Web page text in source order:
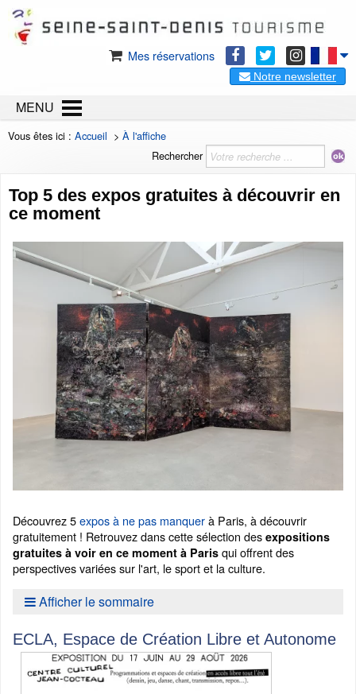
Mes réservations
Notre newsletter
MENU
Vous êtes ici : Accueil > À l'affiche
Rechercher
Top 5 des expos gratuites à découvrir en
ce moment
Découvrez 5expos à ne pas manquerà Paris, à découvrir
gratuitement ! Retrouvez dans cette sélection des expositions
gratuites à voir en ce moment à Paris qui offrent des
perspectives variées sur l'art, le sport et la culture.
Afficher le sommaire
ECLA, Espace de Création Libre et Autonome